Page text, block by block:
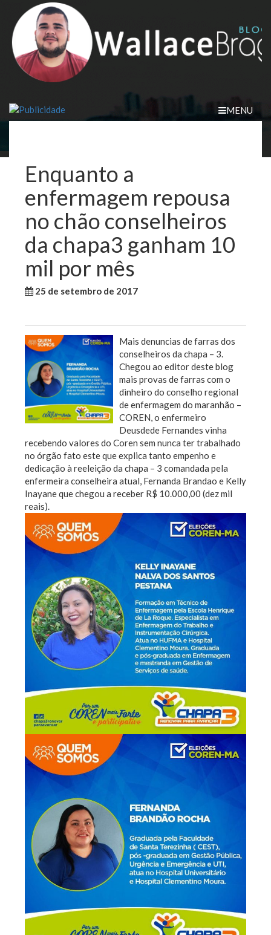
content
MENU
Enquanto a
enfermagem repousa
no chão conselheiros
da chapa3 ganham 10
mil por mês
25 de setembro de 2017
Mais denuncias de farras dos
conselheiros da chapa – 3.
Chegou ao editor deste blog
mais provas de farras com o
dinheiro do conselho regional
de enfermagem do maranhão –
COREN, o enfermeiro
Deusdede Fernandes vinha
recebendo valores do Coren sem nunca ter trabalhado
no órgão fato este que explica tanto empenho e
dedicação à reeleição da chapa – 3 comandada pela
enfermeira conselheira atual, Fernanda Brandao e Kelly
Inayane que chegou a receber R$ 10.000,00 (dez mil
reais).